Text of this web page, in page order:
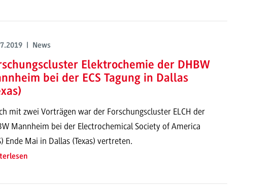
| News
Elektrochemie der DHBW
bei der ECS Tagung in Dallas
mit zwei Vorträgen war der Forschungscluster ELCH der
Mannheim bei der Electrochemical Society of America
Ende Mai in Dallas (Texas) vertreten.